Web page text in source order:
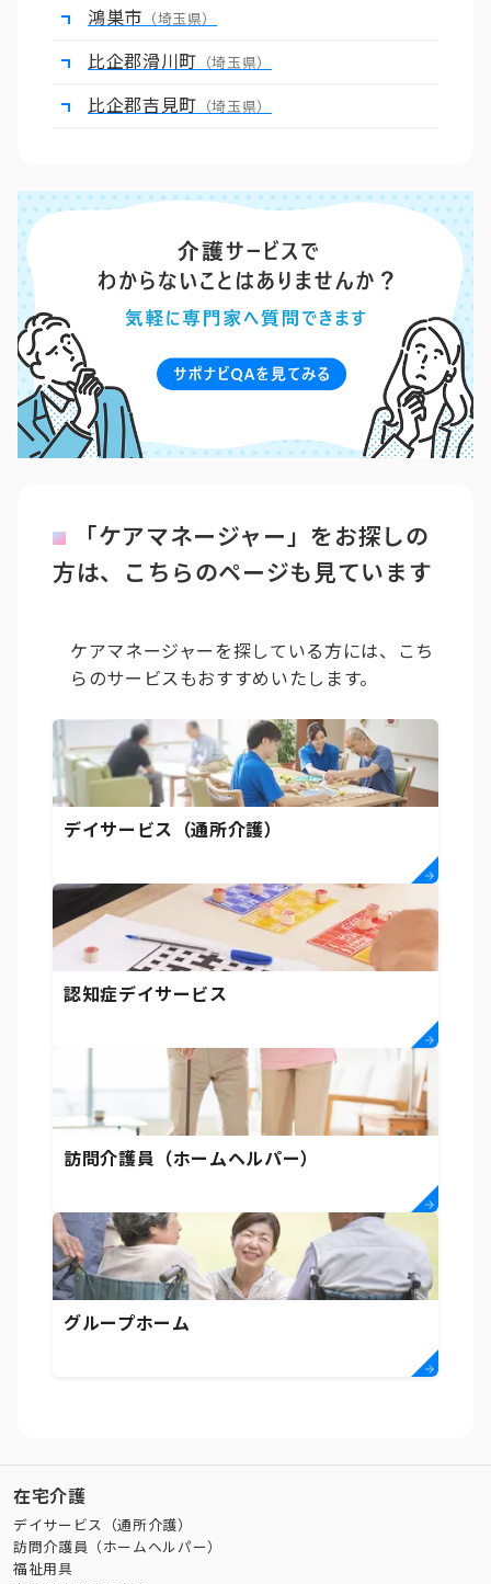
鴻巣市 （埼玉県）
比企郡滑川町 （埼玉県）
比企郡吉見町 （埼玉県）
「ケアマネージャー」をお探しの
方は、こちらのページも見ています
ケアマネージャーを探している方には、こち
らのサービスもおすすめいたします。
デイサービス（通所介護）
認知症デイサービス
訪問介護員（ホームヘルパー）
グループホーム
在宅介護
デイサービス（通所介護）
訪問介護員（ホームヘルパー）
福祉用具